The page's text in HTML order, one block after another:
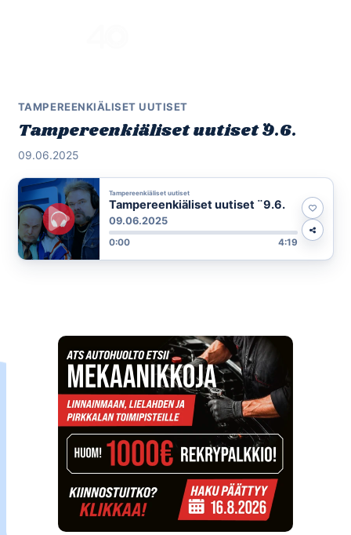
TAMPEREENKIÄLISET UUTISET
Tampereenkiäliset uutiset ¨9.6.
09.06.2025
Tampereenkiäliset uutiset
Tampereenkiäliset uutiset ¨9.6.
09.06.2025
0:00 4:19